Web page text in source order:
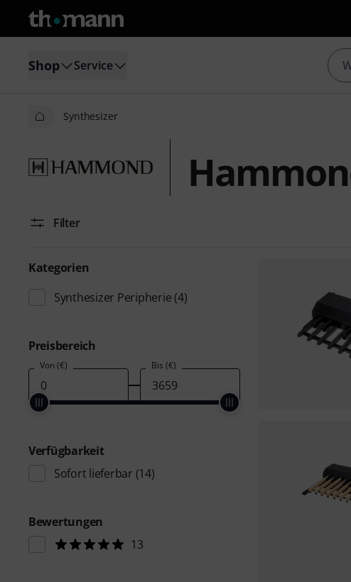
Shop Service
Synthesizer
Filter
Kategorien
Synthesizer Peripherie (4)
Preisbereich
Von (€) Bis (€)
Verfügbarkeit
Sofort lieferbar (14)
Bewertungen
13